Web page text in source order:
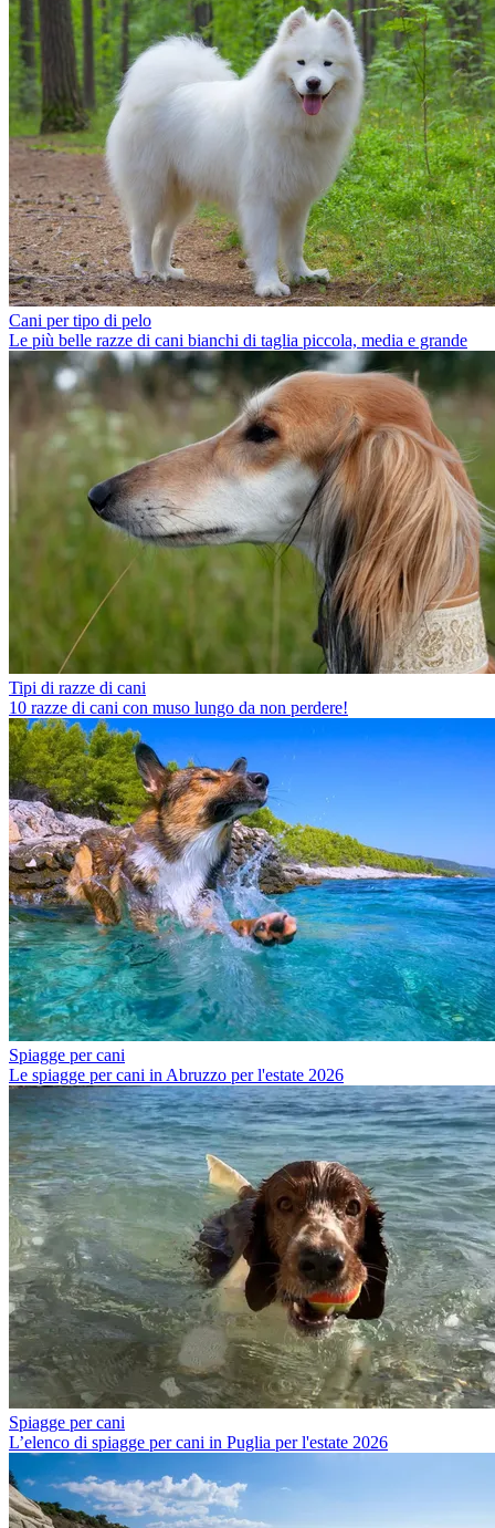
Cani per tipo di pelo
Le più belle razze di cani bianchi di taglia piccola, media e grande
Tipi di razze di cani
10 razze di cani con muso lungo da non perdere!
Spiagge per cani
Le spiagge per cani in Abruzzo per l'estate 2026
Spiagge per cani
L’elenco di spiagge per cani in Puglia per l'estate 2026